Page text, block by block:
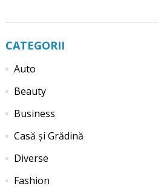
CATEGORII
Auto
Beauty
Business
Casă și Grădină
Diverse
Fashion